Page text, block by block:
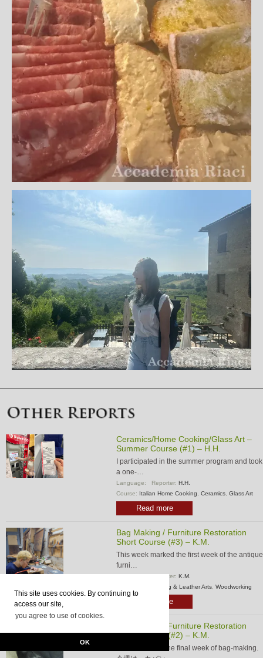
This site uses cookies. By continuing to
access our site,
you agree to use of cookies.
OK
Ceramics/Home Cooking/Glass Art –
Summer Course (#1) – H.H.
I participated in the summer program and took
a one-…
Language: Reporter: H.H.
Course: Italian Home Cooking, Ceramics, Glass Art
Read more
Bag Making / Furniture Restoration
Short Course (#3) – K.M.
This week marked the first week of the antique
furni…
Language:Reporter: K.M.
Bag Making & Leather Arts, Woodworking
Read more
Bag Making / Furniture Restoration
Short Course (#2) – K.M.
This week was the final week of bag-making.